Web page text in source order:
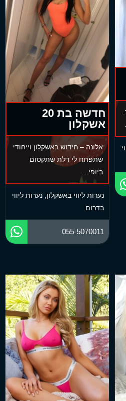
חדשה בת 20
אשקלון
אלונה – חידוש באשקלון וייחודי
שתפתח לי דלת שתקסום
ביופי…
נערות ליווי באשקלון נערות ליווי
בדרום
055-5070011